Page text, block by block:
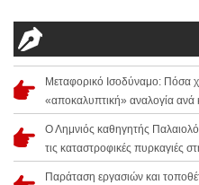
Μεταφορικό Ισοδύναμο: Πόσα
«αποκαλυπτική» αναλογία ανά
Ο Λημνιός καθηγητής
τις καταστροφικές πυρκαγιές
Παράταση εργασιών και